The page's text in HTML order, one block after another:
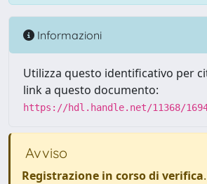
Informazioni
Utilizza questo identificativo per
link a questo documento:
https://hdl.handle.net/11368/
Avviso
Registrazione in corso di verifica.